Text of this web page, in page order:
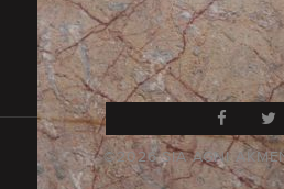
©2026 SIA AGNI